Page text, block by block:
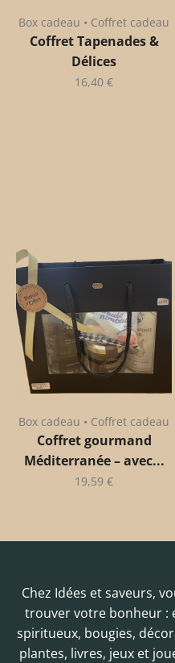
Box cadeau • Coffret cadeau
Coffret Tapenades &
Délices
16,40 €
Box cadeau • Coffret cadeau
Coffret gourmand
Méditerranée – avec...
19,59 €
Chez Idées et saveurs,
trouver votre bonheur :
spiritueux, bougies,
plantes, livres, jeux et